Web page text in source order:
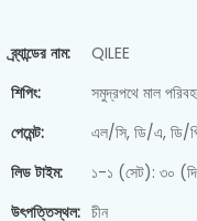
ব্র্যান্ডের নাম:
QILEE
শিপিং:
সমুদ্রপথে মাল
পেমেন্ট:
এল/সি, ডি/এ, ডি/পি,
লিড টাইম:
১-১ (সেট): ৩০
উৎপত্তিস্থল: চীন
স্লাজ ডিওয়াটারিং মেশিন